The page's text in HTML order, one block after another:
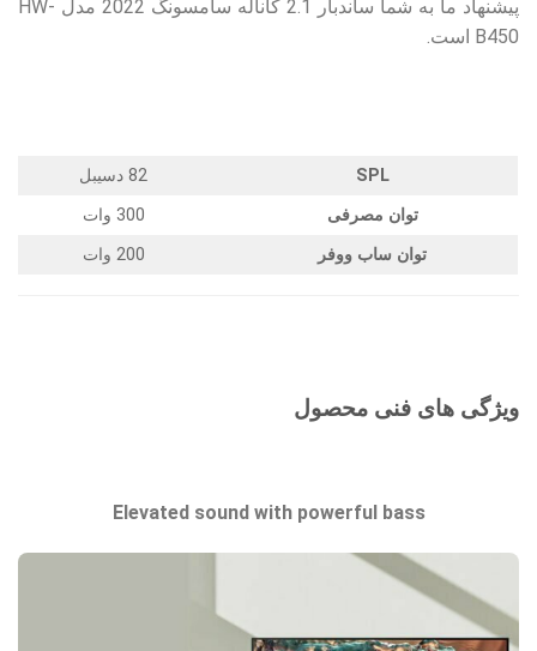
پیشنهاد ما به شما ساندبار 2.1 کاناله سامسونگ 2022 مدل HW-
B450 است.
SPL
82 دسیبل
توان مصرفی
300 وات
توان ساب ووفر
200 وات
ویژگی های فنی محصول
Elevated sound with powerful bass